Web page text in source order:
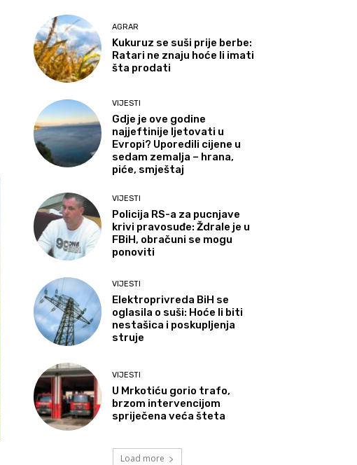
AGRAR
Kukuruz se suši prije berbe:
Ratari ne znaju hoće li imati
šta prodati
VIJESTI
Gdje je ove godine
najjeftinije ljetovati u
Evropi? Uporedili cijene u
sedam zemalja – hrana,
piće, smještaj
VIJESTI
Policija RS-a za pucnjave
krivi pravosuđe: Ždrale je u
FBiH, obračuni se mogu
ponoviti
VIJESTI
Elektroprivreda BiH se
oglasila o suši: Hoće li biti
nestašica i poskupljenja
struje
VIJESTI
U Mrkotiću gorio trafo,
brzom intervencijom
spriječena veća šteta
Load more